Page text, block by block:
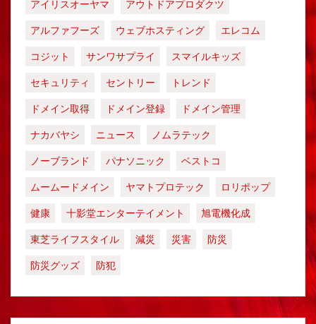
アイリスオーヤマ
アウトドアプロダクツ
アルファフーズ
ウェブホスティング
エレコム
コジット
サンワサプライ
スマイルキッズ
セキュリティ
セントリー
トレンド
ドメイン取得
ドメイン登録
ドメイン管理
ナカバヤシ
ニュース
ノムラテック
ノーブランド
パナソニック
ベストコ
ムームードメイン
ヤマトプロテック
ロリポップ
健康
十影堂エンターテイメント
旭電機化成
東芝ライフスタイル
減災 災害
防災
防災グッズ
防犯